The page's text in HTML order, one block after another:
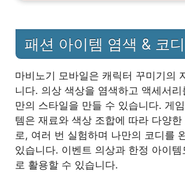
패션 아이템 염색 & 코
마비노기 모바일은 캐릭터 꾸미기의
니다. 의상 색상을 염색하고 액세서리
만의 스타일을 만들 수 있습니다. 게
템은 재료와 색상 조합에 따라 다양
로, 여러 번 실험하며 나만의 코디를
있습니다. 이벤트 의상과 한정 아이
로 활용할 수 있습니다.